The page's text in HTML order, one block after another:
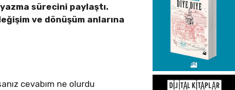
sürecini paylaştı.
ve dönüşüm anlarına
cevabım ne olurdu